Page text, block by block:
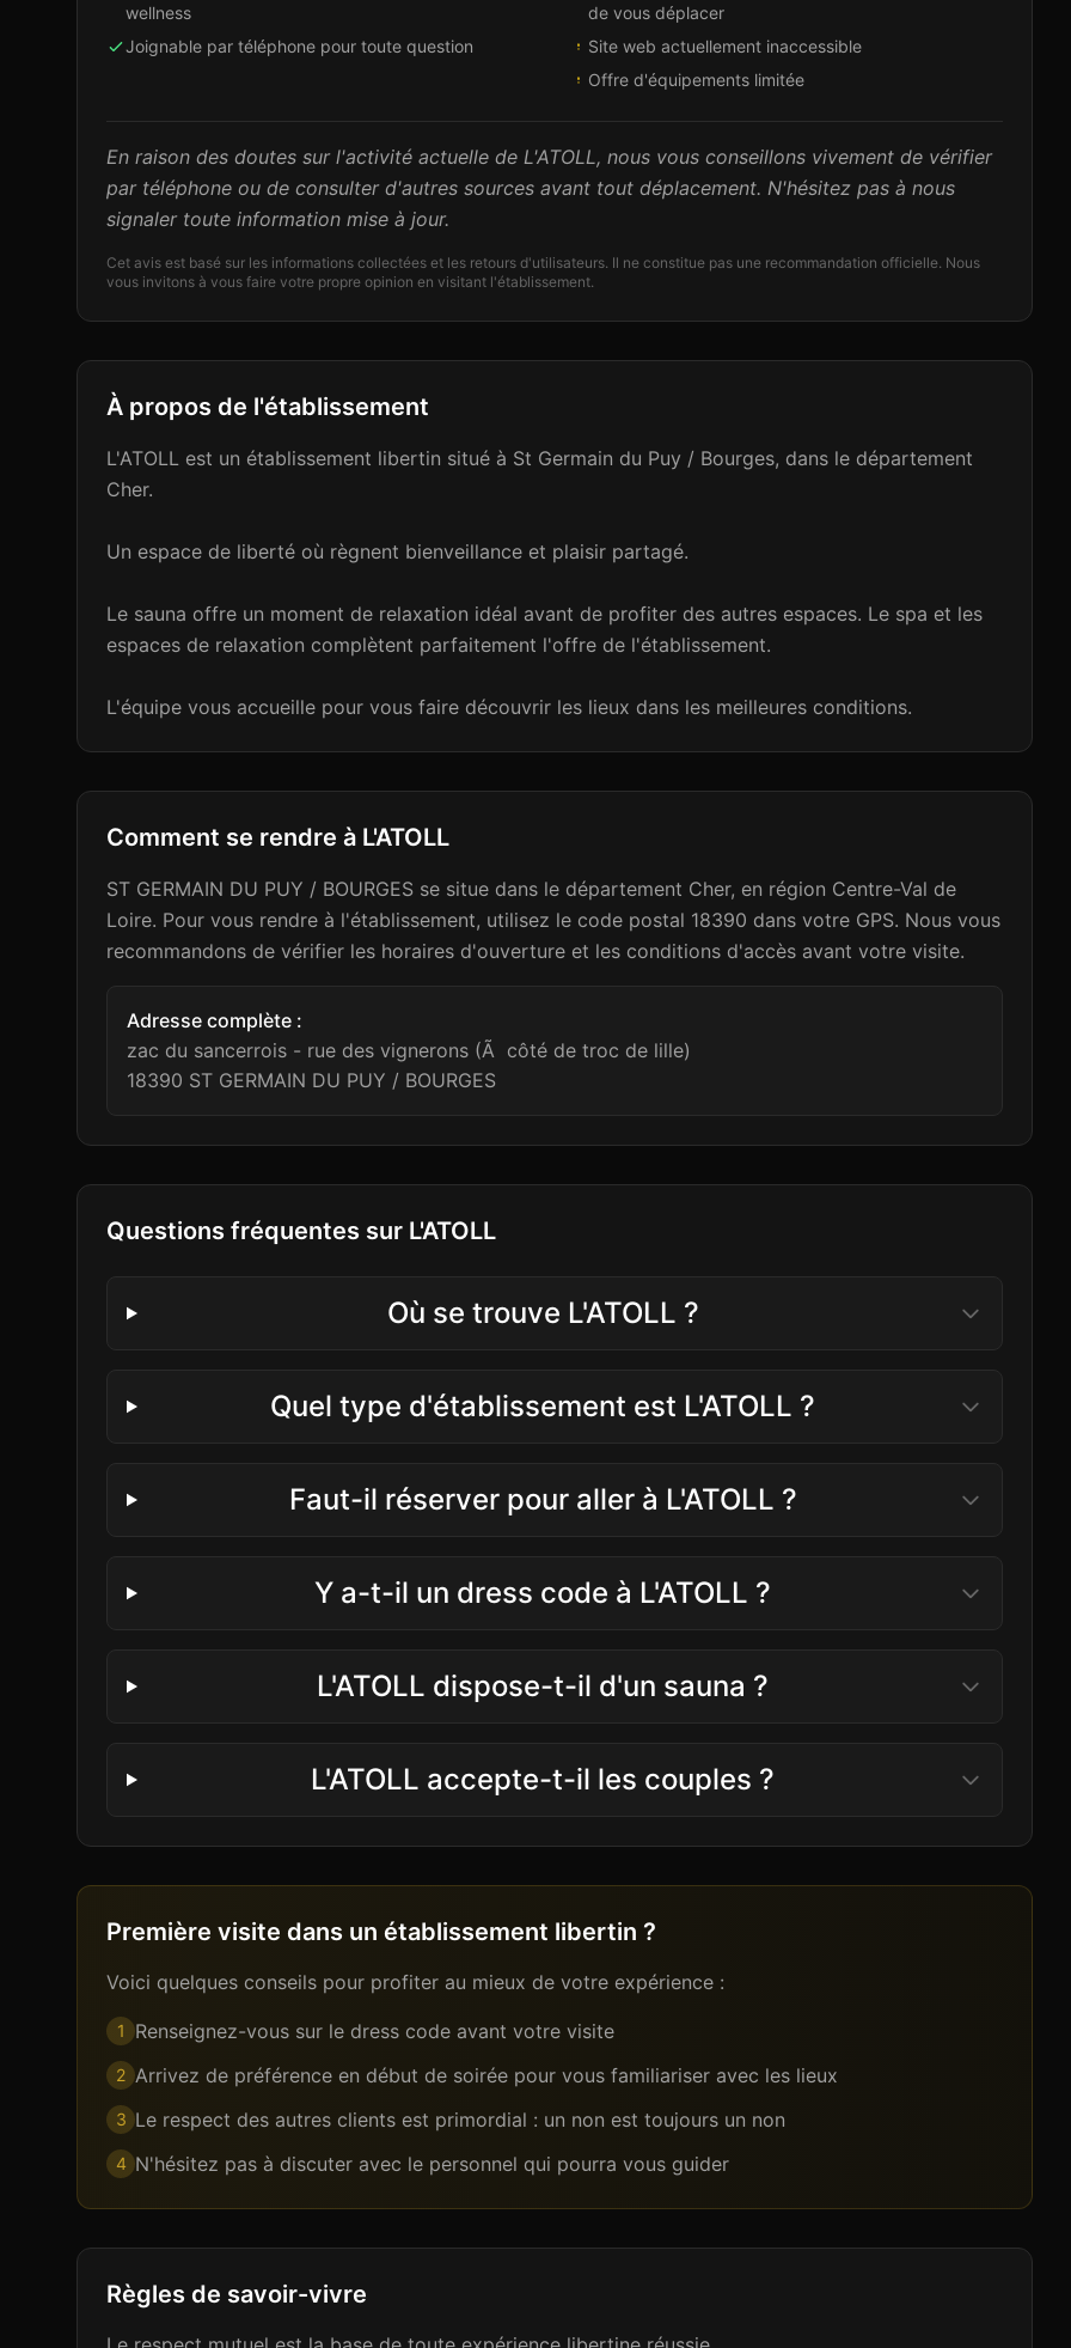
wellness
Joignable par téléphone pour toute question
de vous déplacer
Site web actuellement inaccessible
Offre d'équipements limitée
En raison des doutes sur l'activité actuelle de L'ATOLL, nous vous conseillons vivement de vérifier
par téléphone ou de consulter d'autres sources avant tout déplacement. N'hésitez pas à nous
signaler toute information mise à jour.
Cet avis est basé sur les informations collectées et les retours d'utilisateurs. Il ne constitue pas une recommandation officielle. Nous
vous invitons à vous faire votre propre opinion en visitant l'établissement.
À propos de l'établissement
L'ATOLL est un établissement libertin situé à St Germain du Puy / Bourges, dans le département
Cher.
Un espace de liberté où règnent bienveillance et plaisir partagé.
Le sauna offre un moment de relaxation idéal avant de profiter des autres espaces. Le spa et les
espaces de relaxation complètent parfaitement l'offre de l'établissement.
L'équipe vous accueille pour vous faire découvrir les lieux dans les meilleures conditions.
Comment se rendre à L'ATOLL
ST GERMAIN DU PUY / BOURGES se situe dans le département Cher, en région Centre-Val de
Loire. Pour vous rendre à l'établissement, utilisez le code postal 18390 dans votre GPS. Nous vous
recommandons de vérifier les horaires d'ouverture et les conditions d'accès avant votre visite.
Adresse complète :
zac du sancerrois - rue des vignerons (Ã côté de troc de lille)
18390 ST GERMAIN DU PUY / BOURGES
Questions fréquentes sur L'ATOLL
Où se trouve L'ATOLL ?
Quel type d'établissement est L'ATOLL ?
Faut-il réserver pour aller à L'ATOLL ?
Y a-t-il un dress code à L'ATOLL ?
L'ATOLL dispose-t-il d'un sauna ?
L'ATOLL accepte-t-il les couples ?
Première visite dans un établissement libertin ?
Voici quelques conseils pour profiter au mieux de votre expérience :
1 Renseignez-vous sur le dress code avant votre visite
2 Arrivez de préférence en début de soirée pour vous familiariser avec les lieux
3 Le respect des autres clients est primordial : un non est toujours un non
4 N'hésitez pas à discuter avec le personnel qui pourra vous guider
Règles de savoir-vivre